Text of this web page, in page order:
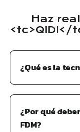
Haz
<tc>QIDI</
¿Qué es la
¿Por qué
FDM?